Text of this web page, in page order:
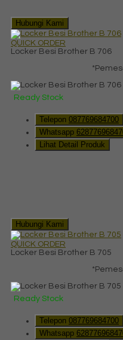
Hubungi Kami
QUICK ORDER
Locker Besi Brother B 706
Ready Stock
Telepon 087769684700
Whatsapp
Lihat Detail Produk
Hubungi Kami
QUICK ORDER
Locker Besi Brother B 705
Ready Stock
Telepon 087769684700
Whatsapp